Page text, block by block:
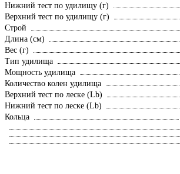
Нижний тест по удилищу (г)
Верхний тест по удилищу (г)
Строй
Длина (см)
Вес (г)
Тип удилища
Мощность удилища
Количество колен удилища
Верхний тест по леске (Lb)
Нижний тест по леске (Lb)
Кольца